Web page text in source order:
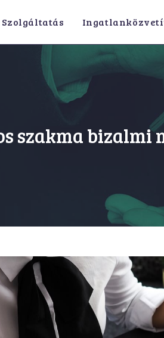
Szolgáltatás
szakma bizalmi